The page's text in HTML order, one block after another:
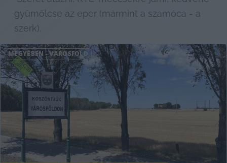
gyümölcse az eper (mármint a szamóca - a
szerk).
MEGYÉBEN -VÁROSFÖLD